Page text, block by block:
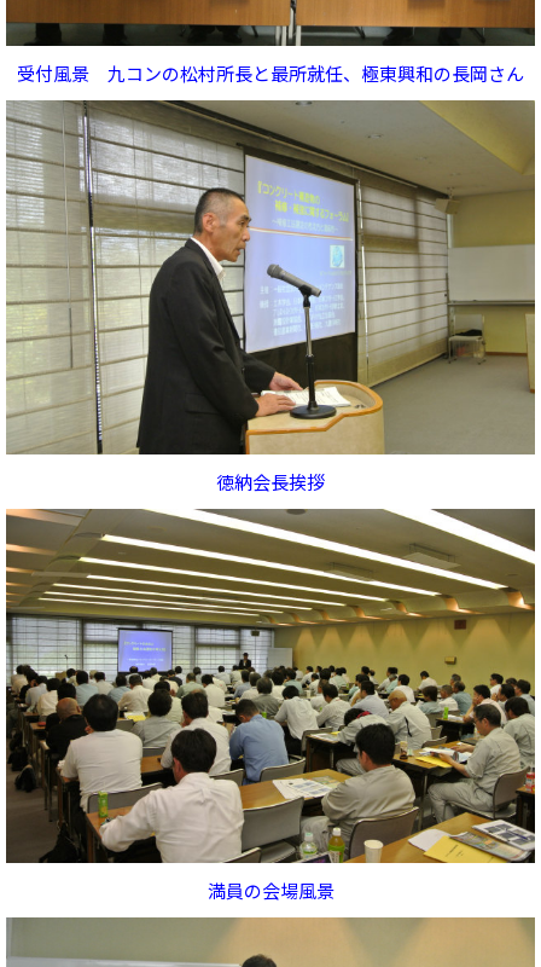
受付風景 九コンの松村所長と最所就任、極東興和の長岡さん
徳納会長挨拶
満員の会場風景